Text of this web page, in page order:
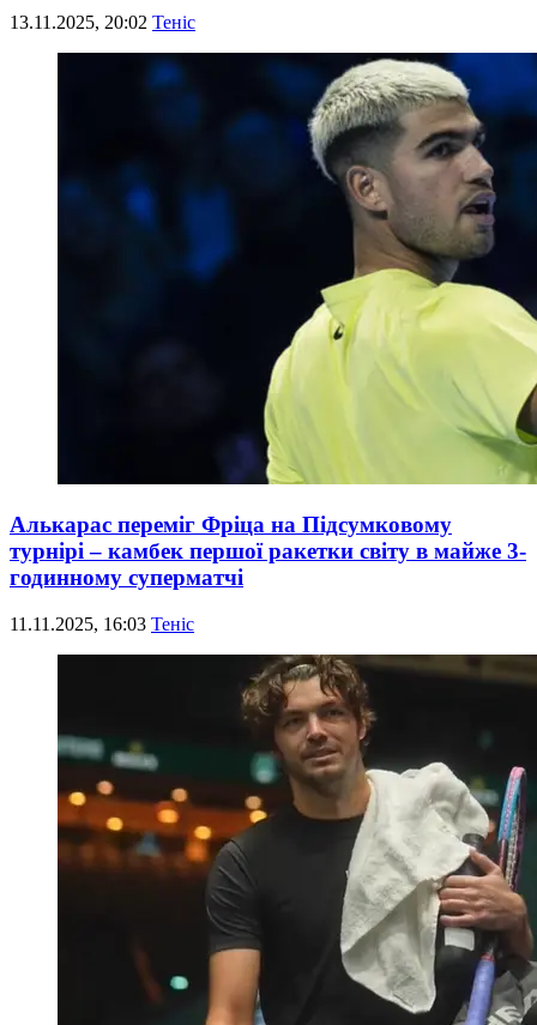
13.11.2025, 20:02 Теніс
Алькарас переміг Фріца на Підсумковому
турнірі – камбек першої ракетки світу в майже 3-
годинному суперматчі
11.11.2025, 16:03 Теніс